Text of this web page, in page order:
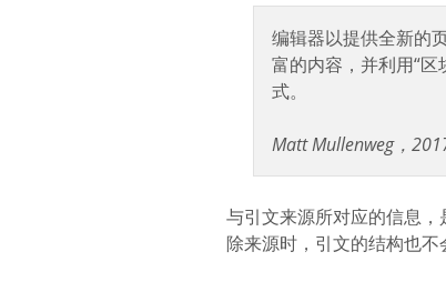
编辑器以提供全新的
富的内容，并利用“
式。
Matt Mullenweg，
与引文来源所对应的信息
除来源时，引文的结构也不